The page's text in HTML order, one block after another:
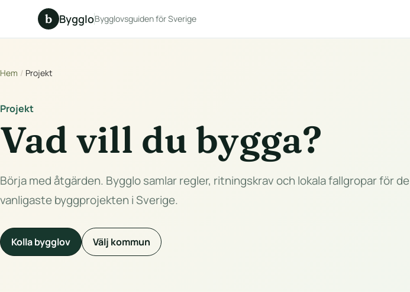
b ByggloBygglovsguiden för Sverige
Hem / Projekt
Projekt
Vad vill du bygga?
Börja med åtgärden. Bygglo samlar regler, ritningskrav och lokala fallgropar för de
vanligaste byggprojekten i Sverige.
Kolla bygglov Välj kommun